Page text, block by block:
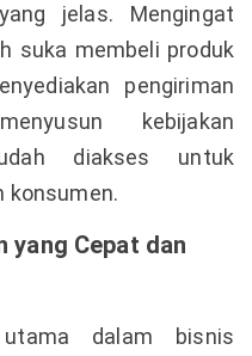
jelas. Mengingat
suka membeli produk
pengiriman
kebijakan
diakses untuk
konsumen.
yang Cepat dan
dalam bisnis